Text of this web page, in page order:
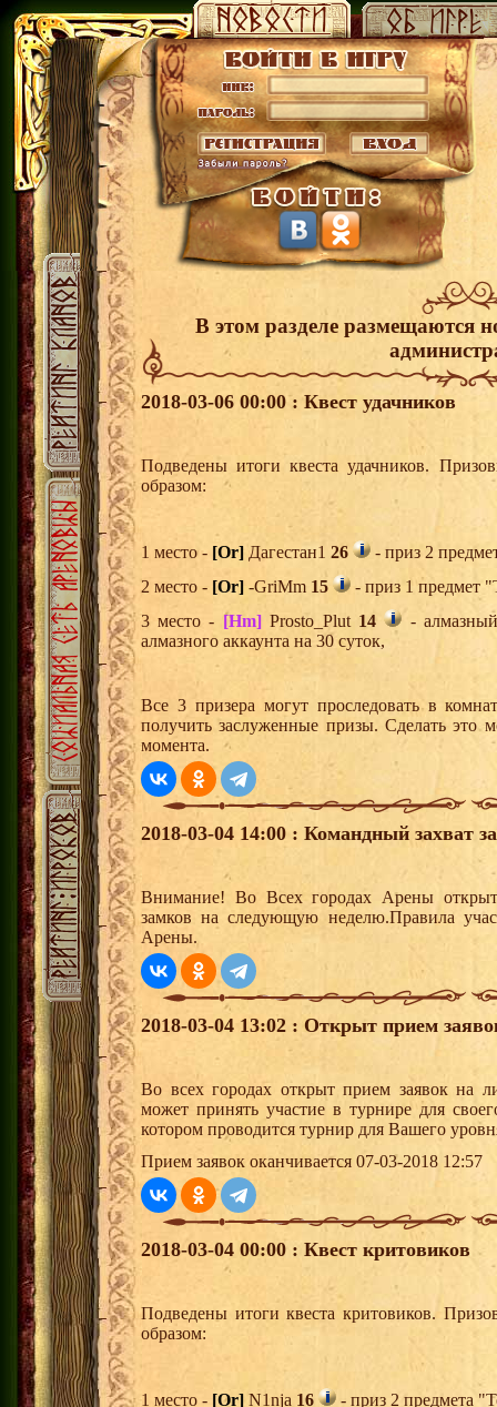
В этом разделе размещаются
2018-03-06 00:00 : Квест удачников
Подведены итоги квеста удачников.
образом:
1 место - [Or] Дагестан1 26
- приз 2
2 место - [Or] -GriMm 15
- приз 1 предмет
3 место - [Hm]Prosto_Plut 14
-
алмазного аккаунта на 30 суток,
Все 3 призера могут проследовать в
получить заслуженные призы. Сделать это
момента.
2018-03-04 14:00 : Командный захват
Внимание! Во Всех городах Арены
замков на следующую неделю.Правила
Арены.
2018-03-04 13:02 : Открыт прием
Во всех городах открыт прием заявок на
может принять участие в турнире для
котором проводится турнир для Вашего
Прием заявок оканчивается 07-03-2018 12:57
2018-03-04 00:00 : Квест критовиков
Подведены итоги квеста критовиков.
образом:
1 место - [Or] N1nja 16
- приз 2 предмета